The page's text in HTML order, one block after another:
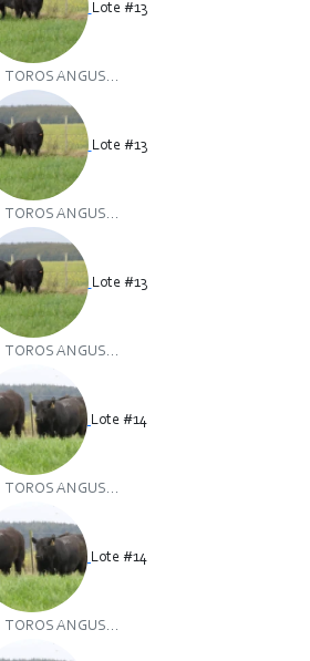
Lote #13
TOROS ANGUS...
Lote #13
TOROS ANGUS...
Lote #13
TOROS ANGUS...
Lote #14
TOROS ANGUS...
Lote #14
TOROS ANGUS...